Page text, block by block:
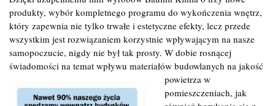
produkty, wybór kompletnego programu do wykończenia wnętrz,
który zapewnia nie tylko trwałe i estetyczne efekty, lecz przede
wszystkim jest rozwiązaniem korzystnie wpływającym na nasze
samopoczucie, nigdy nie był tak prosty. W dobie rosnącej
świadomości na temat wpływu materiałów budowlanych na jakość
powietrza w
pomieszczeniach, jak